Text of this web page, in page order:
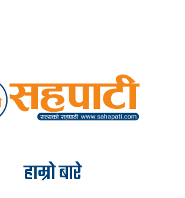
हाम्रो बारे